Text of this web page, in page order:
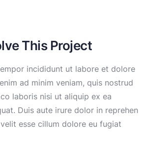
This Project
incididunt ut labore et dolore
ad minim veniam, quis nostrud
laboris nisi ut aliquip ex ea
Duis aute irure dolor in reprehen
esse cillum dolore eu fugiat